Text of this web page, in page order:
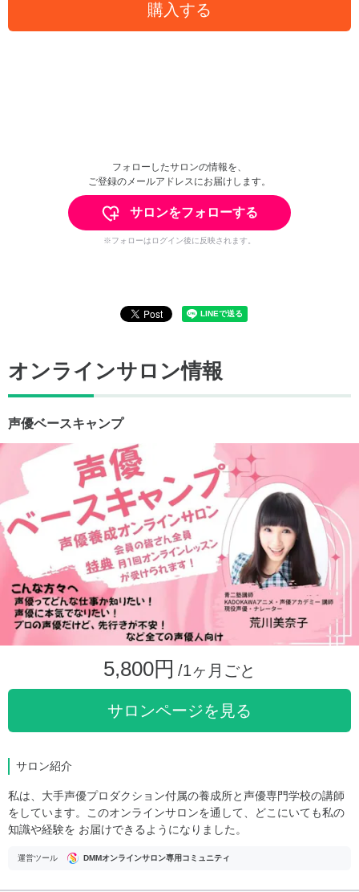
購入する
フォローしたサロンの情報を、
ご登録のメールアドレスにお届けします。
サロンをフォローする
※フォローはログイン後に反映されます。
オンラインサロン情報
声優ベースキャンプ
5,800円 /1ヶ月ごと
サロンページを見る
サロン紹介
私は、大手声優プロダクション付属の養成所と声優専門学校の講師
をしています。このオンラインサロンを通して、どこにいても私の
知識や経験を お届けできるようになりました。
運営ツール DMMオンラインサロン専用コミュニティ